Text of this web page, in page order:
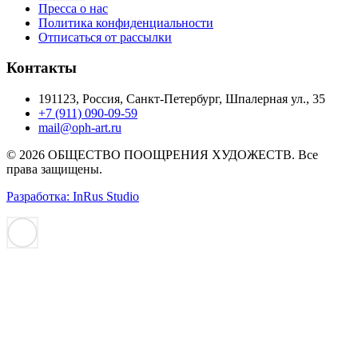
Пресса о нас
Политика конфиденциальности
Отписаться от рассылки
Контакты
191123, Россия, Санкт-Петербург, Шпалерная ул., 35
+7 (911) 090-09-59
mail@oph-art.ru
© 2026 ОБЩЕСТВО ПООЩРЕНИЯ ХУДОЖЕСТВ. Все
права защищены.
Разработка: InRus Studio